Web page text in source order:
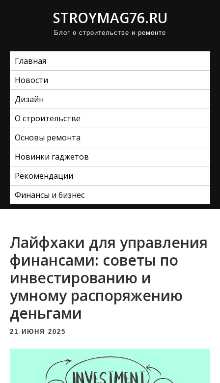
STROYMAG76.RU
Блог о строительстве и ремонте
Главная
Новости
Дизайн
О строительстве
Основы ремонта
Новинки гаджетов
Рекомендации
Финансы и бизнес
Лайфхаки для управления
финансами: советы по
инвестированию и
умному распоряжению
деньгами
21 ИЮНЯ 2025